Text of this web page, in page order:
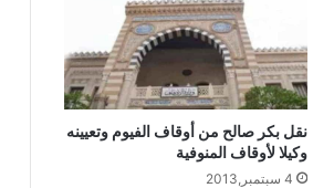
خطبة الجمعة ، قيمة الاحترام ، للدكتور
مسعد الشايب
نقل بكر صالح من أوقاف الفيوم وتعيينه
وكيلا لأوقاف المنوفية
4 سبتمبر,2013